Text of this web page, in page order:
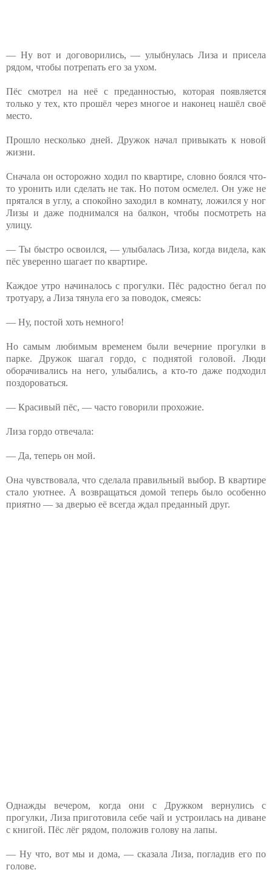
— Ну вот и договорились, — улыбнулась Лиза и присела
рядом, чтобы потрепать его за ухом.
Пёс смотрел на неё с преданностью, которая появляется
только у тех, кто прошёл через многое и наконец нашёл своё
место.
Прошло несколько дней. Дружок начал привыкать к⁨ новой
жизни.
Сначала он осторожно ходил по квартире, словно⁨ боялся что-
то уронить или сделать не так. Но потом осмелел. Он уже не
прятался в углу, а спокойно заходил в комнату, ложился у ног
Лизы и даже поднимался на балкон, чтобы посмотреть на
улицу.
— Ты быстро освоился, —⁨ улыбалась Лиза, когда видела, как
пёс уверенно шагает по квартире.
Каждое утро начиналось с прогулки. Пёс радостно бегал по
тротуару, а Лиза тянула его за поводок, смеясь:
— Ну, постой хоть немного!
Но самым любимым временем были вечерние прогулки в
парке. Дружок шагал гордо, с поднятой головой. Люди
оборачивались на него, улыбались, а кто-то даже подходил
поздороваться.
— Красивый пёс, — часто говорили прохожие.
Лиза гордо отвечала:
— Да, теперь он мой.
Она чувствовала, что сделала правильный выбор. В квартире
стало уютнее. А возвращаться домой теперь ⁨было особенно
приятно — за дверью её всегда ждал преданный друг.
Однажды вечером, когда они с Дружком вернулись с
прогулки, Лиза приготовила себе чай и устроилась на диване
с книгой. Пёс лёг рядом, положив голову на лапы.
— Ну что, вот мы и дома, — сказала Лиза, погладив его по
голове.